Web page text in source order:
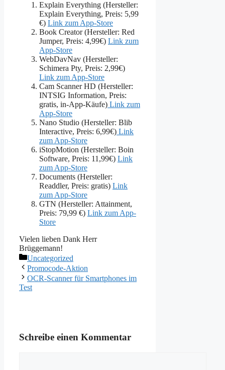
Explain Everything (Hersteller:
Explain Everything, Preis: 5,99
€) Link zum App-Store
Book Creator (Hersteller: Red
Jumper, Preis: 4,99€) Link zum
App-Store
WebDavNav (Hersteller:
Schimera Pty, Preis: 2,99€)
Link zum App-Store
Cam Scanner HD (Hersteller:
INTSIG Information, Preis:
gratis, in-App-Käufe) Link zum
App-Store
Nano Studio (Hersteller: Blib
Interactive, Preis: 6,99€) Link
zum App-Store
iStopMotion (Hersteller: Boin
Software, Preis: 11,99€) Link
zum App-Store
Documents (Hersteller:
Readdler, Preis: gratis) Link
zum App-Store
GTN (Hersteller: Attainment,
Preis: 79,99 €) Link zum App-
Store
Vielen lieben Dank Herr
Brüggemann!
Kategorien
Uncategorized
Promocode-Aktion
OCR-Scanner für Smartphones im
Test
Schreibe einen Kommentar